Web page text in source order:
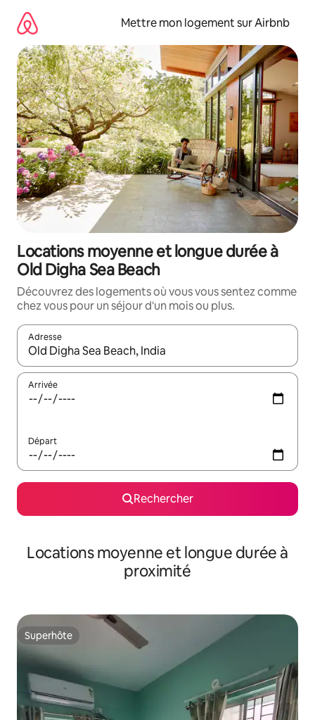
directement
contenu
Mettre mon logement sur Airbnb
Locations moyenne et longue durée à
Old Digha Sea Beach
Découvrez des logements où vous vous sentez comme
chez vous pour un séjour d'un mois ou plus.
Adresse
Lorsque les résultats s'affichent, utilisez les flèches vers le
Arrivée
Départ
Rechercher
Locations moyenne et longue durée à
proximité
Superhôte
Superhôte